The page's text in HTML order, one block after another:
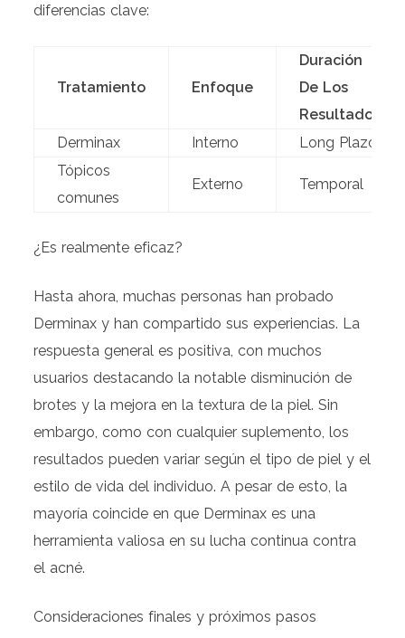
diferencias clave:
Tratamiento Enfoque
Duración
De Los
Resultados
Derminax
Interno
Long Plazo
Tópicos
comunes
Externo Temporal
¿Es realmente eficaz?
Hasta ahora, muchas personas han probado
Derminax y han compartido sus experiencias. La
respuesta general es positiva, con muchos
usuarios destacando la notable disminución de
brotes y la mejora en la textura de la piel. Sin
embargo, como con cualquier suplemento, los
resultados pueden variar según el tipo de piel y el
estilo de vida del individuo. A pesar de esto, la
mayoría coincide en que Derminax es una
herramienta valiosa en su lucha continua contra
el acné.
Consideraciones finales y próximos pasos